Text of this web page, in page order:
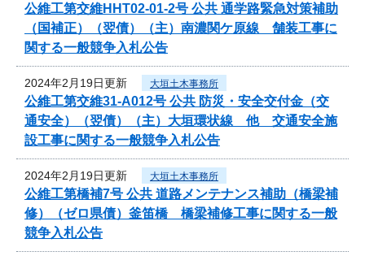
公維工第交維HHT02-01-2号 公共 通学路緊急対策補助
（国補正）（翌債）（主）南濃関ケ原線 舗装工事に
関する一般競争入札公告
2024年2月19日更新 大垣土木事務所
公維工第交維31-A012号 公共 防災・安全交付金（交
通安全）（翌債）（主）大垣環状線 他 交通安全施
設工事に関する一般競争入札公告
2024年2月19日更新 大垣土木事務所
公維工第橋補7号 公共 道路メンテナンス補助（橋梁補
修）（ゼロ県債）釜笛橋 橋梁補修工事に関する一般
競争入札公告